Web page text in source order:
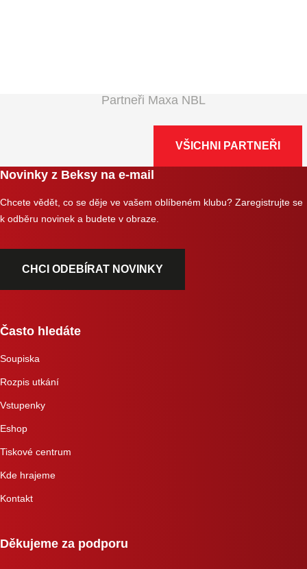
Partneři Maxa NBL
VŠICHNI PARTNEŘI
Novinky z Beksy na e-mail
Chcete vědět, co se děje ve vašem oblíbeném klubu? Zaregistrujte se
k odběru novinek a budete v obraze.
CHCI ODEBÍRAT NOVINKY
Často hledáte
Soupiska
Rozpis utkání
Vstupenky
Eshop
Tiskové centrum
Kde hrajeme
Kontakt
Děkujeme za podporu